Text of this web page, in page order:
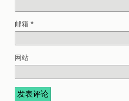
邮箱 *
网站